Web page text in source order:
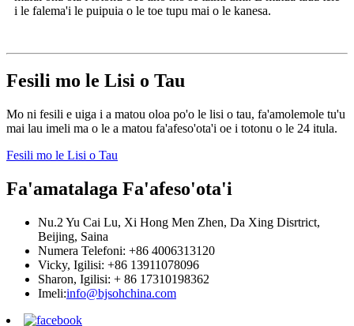
i le falema'i le puipuia o le toe tupu mai o le kanesa.
Fesili mo le Lisi o Tau
Mo ni fesili e uiga i a matou oloa po'o le lisi o tau, fa'amolemole tu'u
mai lau imeli ma o le a matou fa'afeso'ota'i oe i totonu o le 24 itula.
Fesili mo le Lisi o Tau
Fa'amatalaga Fa'afeso'ota'i
Nu.2 Yu Cai Lu, Xi Hong Men Zhen, Da Xing Disrtrict,
Beijing, Saina
Numera Telefoni: +86 4006313120
Vicky, Igilisi: +86 13911078096
Sharon, Igilisi: + 86 17310198362
Imeli:info@bjsohchina.com